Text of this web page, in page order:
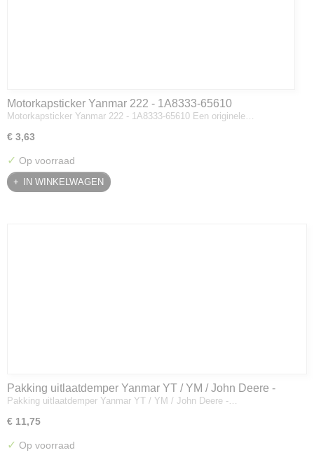
Motorkapsticker Yanmar 222 - 1A8333-65610
Motorkapsticker Yanmar 222 - 1A8333-65610 Een originele…
€ 3,63
✓ Op voorraad
IN WINKELWAGEN
Pakking uitlaatdemper Yanmar YT / YM / John Deere -
128300-13230
Pakking uitlaatdemper Yanmar YT / YM / John Deere -…
€ 11,75
✓ Op voorraad